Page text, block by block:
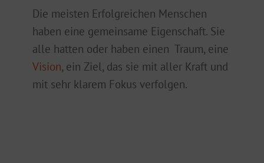
Die meisten Erfolgreichen Menschen
haben eine gemeinsame Eigenschaft. Sie
alle hatten oder haben einen Traum, eine
Vision, ein Ziel, das sie mit aller Kraft und
mit sehr klarem Fokus verfolgen.